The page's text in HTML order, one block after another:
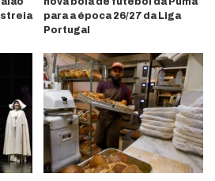
para a época 26/27 da Liga
Portugal